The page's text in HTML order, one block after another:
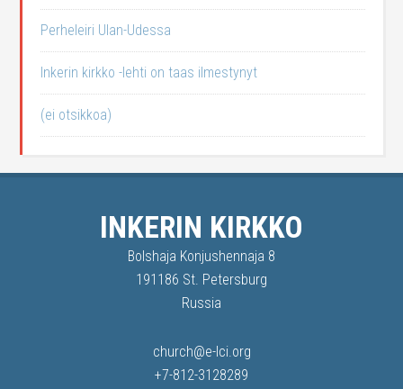
Perheleiri Ulan-Udessa
Inkerin kirkko -lehti on taas ilmestynyt
(ei otsikkoa)
INKERIN KIRKKO
Bolshaja Konjushennaja 8
191186 St. Petersburg
Russia
church@e-lci.org
+7-812-3128289